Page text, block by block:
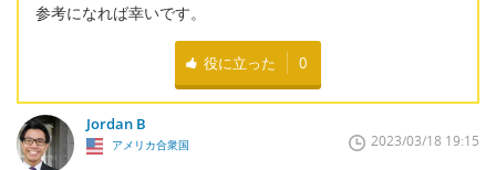
参考になれば幸いです。
役に立った 0
Jordan B
アメリカ合衆国 2023/03/18 19:15